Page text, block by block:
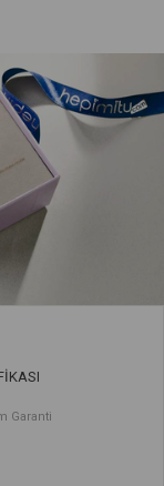
Garanti